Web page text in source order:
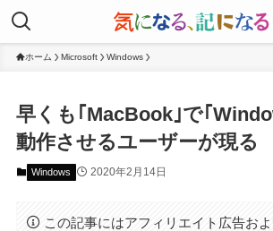
ホーム Microsoft Windows
早くも｢MacBook｣で｢
動作させるユーザーが現る
Windows 2020年2月14日
この記事にはアフィリエイト広告お